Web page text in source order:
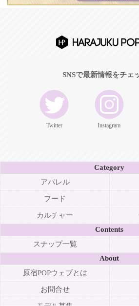
SNSで最新情報をチェ
Twitter Instagram
Category
アパレル
フード
カルチャー
Contents
スナップ一覧
About
原宿POPウェブとは
お問合せ